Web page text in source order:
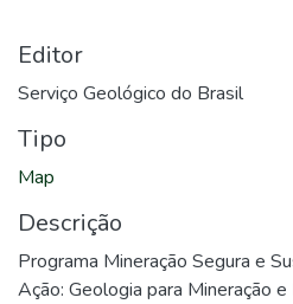
Editor
Serviço Geológico do Brasil
Tipo
Map
Descrição
Programa Mineração Segura e
Ação: Geologia para Mineração